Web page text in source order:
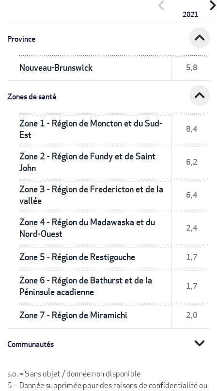
2021
chevron_left
Province expand_less
Nouveau-Brunswick 5,8
Zones de santé expand_less
Zone 1 - Région de Moncton et du Sud-
Est
8,4
Zone 2 - Région de Fundy et de Saint
John
6,2
Zone 3 - Région de Fredericton et de la
vallée
6,4
Zone 4 - Région du Madawaska et du
Nord-Ouest
2,4
Zone 5 - Région de Restigouche 1,7
Zone 6 - Région de Bathurst et de la
Péninsule acadienne
1,7
Zone 7 - Région de Miramichi 2,0
Communautés expand_more
s.o. = Sans objet / donnée non disponible
S = Donnée supprimée pour des raisons de confidentialité ou